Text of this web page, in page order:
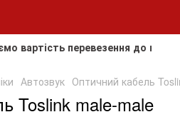
перевезення до клієнта,
Автозвук Оптичний кабель
Toslink male-male